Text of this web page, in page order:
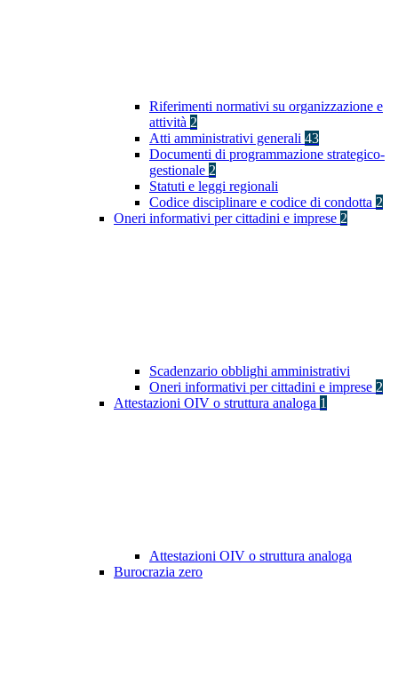
Riferimenti normativi su organizzazione e
attività 2
Atti amministrativi generali 43
Documenti di programmazione strategico-
gestionale 2
Statuti e leggi regionali
Codice disciplinare e codice di condotta 2
Oneri informativi per cittadini e imprese 2
Scadenzario obblighi amministrativi
Oneri informativi per cittadini e imprese 2
Attestazioni OIV o struttura analoga 1
Attestazioni OIV o struttura analoga
Burocrazia zero